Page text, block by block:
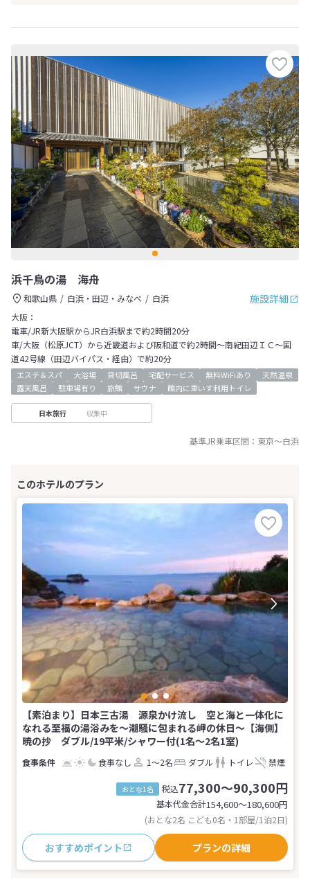
浜千鳥の湯 海舟
施設詳細
和歌山県 白浜・田辺・みなべ
白浜
大阪：
電車/JR新大阪駅からJR白浜駅まで約2時間20分
車/大阪（松原JCT）から近畿道および阪和道で約2時間～南紀田辺ＩＣ～国
道42号線（田辺バイパス・経由）で約20分
エステ＆スパ 大浴場 貸切風呂 宅配サービス 無料WiFiあり
天然温泉
露天風呂
駐車場有り 旅館 サウナ 館内に車いす利用トイレ
日本旅行 収集中
基準JR乗車区間： 東京～白浜
【素泊まり】日本三古湯 源泉かけ流し 空と海と一体化に
なれる至福の湯浴みを〜潮騒に包まれる岬の休日〜【海側】
暁の抄 ダブル/19平米/シャワー付(1名～2名1室)
食事なし 1～2名 ダブル トイレ 禁煙
おとな1名 税込77,300～90,300円
基本代金合計154,600〜180,600円
(おとな2名 こども0名・1部屋/1泊2日)
おすすめポイント プランの詳細